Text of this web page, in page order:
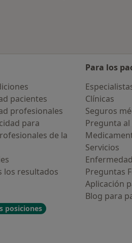
pacientes
profesionales
para
de la
los resultados
posiciones
Para los
Clínicas
Seguros
Pregunta
Servicios
Preguntas
Aplicación
Blog para